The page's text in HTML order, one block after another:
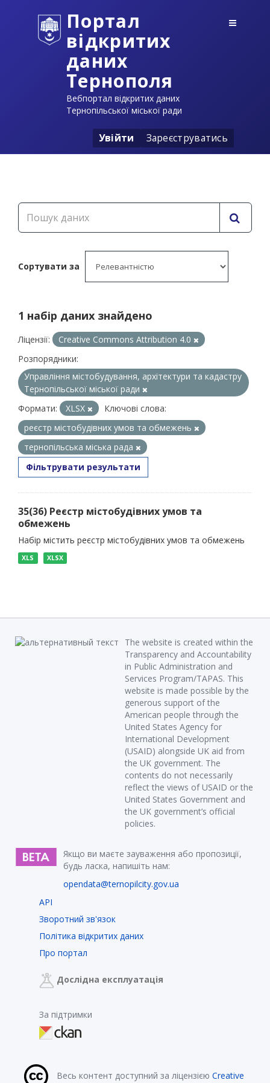
Портал
відкритих
даних
Тернополя
Вебпортал відкритих даних
Тернопільської міської ради
Увійти Зареєструватись
Сортувати за
1 набір даних знайдено
Ліцензії:
Creative Commons Attribution 4.0
Розпорядники:
Управління містобудування, архітектури та кадастру
Тернопільської міської ради
Формати:
XLSX
Ключові слова:
реєстр містобудівних умов та обмежень
тернопільська міська рада
Фільтрувати результати
35(36) Реєстр містобудівних умов та
обмежень
Набір містить реєстр містобудівних умов та обмежень
XLS XLSX
The website is created within the
Transparency and Accountability
in Public Administration and
Services Program/TAPAS. This
website is made possible by the
generous support of the
American people through the
United States Agency for
International Development
(USAID) alongside UK aid from
the UK government. The
contents do not necessarily
reflect the views of USAID or the
United States Government and
the UK government’s official
policies.
Якщо ви маєте зауваження або пропозиції,
будь ласка, напишіть нам:
opendata@ternopilcity.gov.ua
API
Зворотний зв'язок
Політика відкритих даних
Про портал
Дослідна експлуатація
За підтримки
Весь контент доступний за ліцензією Creative